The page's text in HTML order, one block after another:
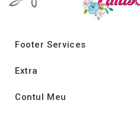
Footer Services
Extra
Contul Meu